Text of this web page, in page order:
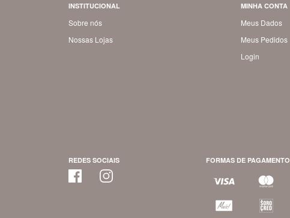
INSTITUCIONAL
Sobre nós
Nossas Lojas
MINHA CONTA
Meus Dados
Meus Pedidos
Login
REDES SOCIAIS FORMAS DE PAGAMENTO